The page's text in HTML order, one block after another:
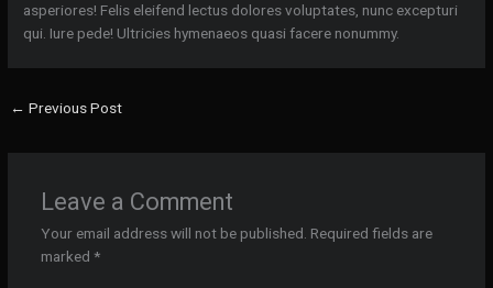
asperiores! Felis eleifend lectus dolores voluptates, nunc excepturi
qui. Iure pede! Ultricies hymenaeos quasi facere nonummy.
← Previous Post
Leave a Comment
Your email address will not be published. Required fields are
marked *